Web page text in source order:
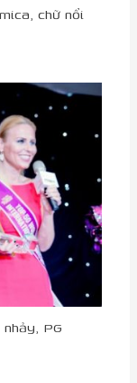
chữ nổi
PG